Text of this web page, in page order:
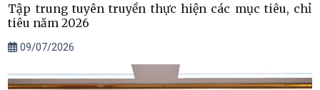
Tập trung tuyên truyền thực hiện các mục tiêu, chỉ
tiêu năm 2026
09/07/2026